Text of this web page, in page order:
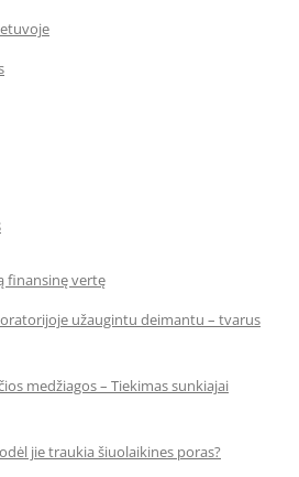
finansinę vertę
užaugintu deimantu – tvarus
medžiagos – Tiekimas sunkiajai
jie traukia šiuolaikines poras?